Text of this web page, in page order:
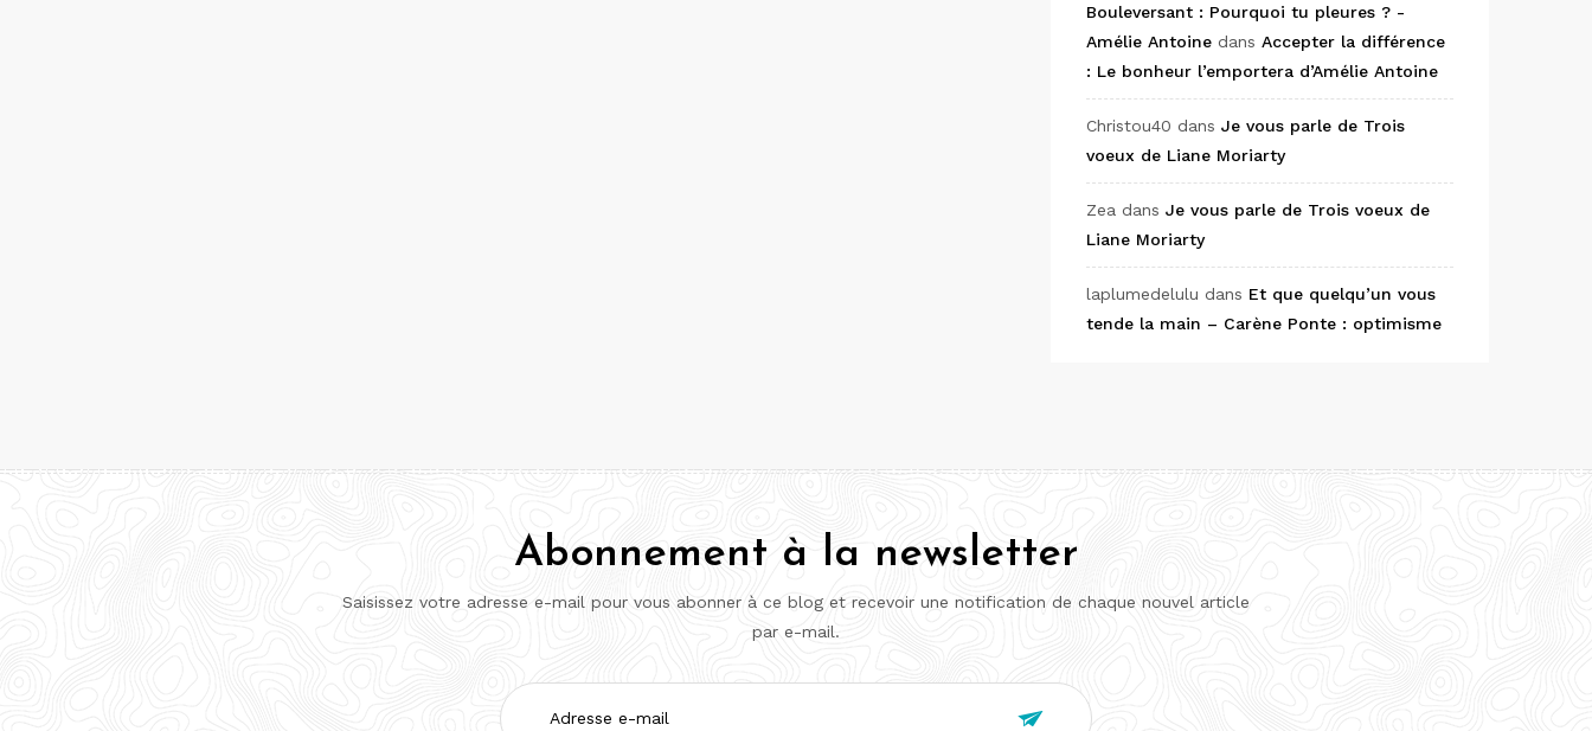
Bouleversant : Pourquoi tu pleures ? -
Amélie Antoine dans Accepter la différence
: Le bonheur l’emportera d’Amélie Antoine
Christou40 dans Je vous parle de Trois
voeux de Liane Moriarty
Zea dans Je vous parle de Trois voeux de
Liane Moriarty
laplumedelulu dans Et que quelqu’un vous
tende la main – Carène Ponte : optimisme
Abonnement à la newsletter
Saisissez votre adresse e-mail pour vous abonner à ce blog et recevoir une notification de chaque nouvel article
par e-mail.
Adresse
e-
